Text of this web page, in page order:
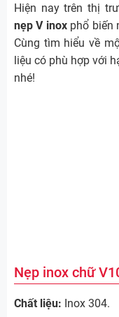
Hiện nay trên thị
nẹp V inoxphổ biến
Cùng tìm hiểu về
liệu có phù hợp với
nhé!
Nẹp inox chữ
Chất liệu: Inox 304.